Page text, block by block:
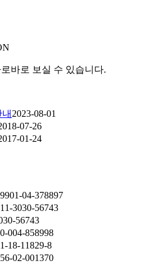
바로 보실 수 있습니다.
2023-08-01
07-26
01-24
04-378897
3030-56743
56743
004-858998
18-11829-8
02-001370